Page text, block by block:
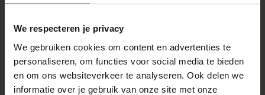
We respecteren je privacy
We gebruiken cookies om content en advertenties te
personaliseren, om functies voor social media te bieden
en om ons websiteverkeer te analyseren. Ook delen we
informatie over je gebruik van onze site met onze